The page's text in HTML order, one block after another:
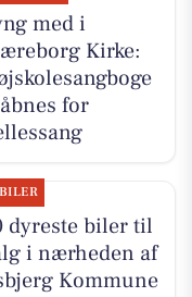
med i
Kirke:
for
BILER
dyreste biler til
i nærheden af
Kommune